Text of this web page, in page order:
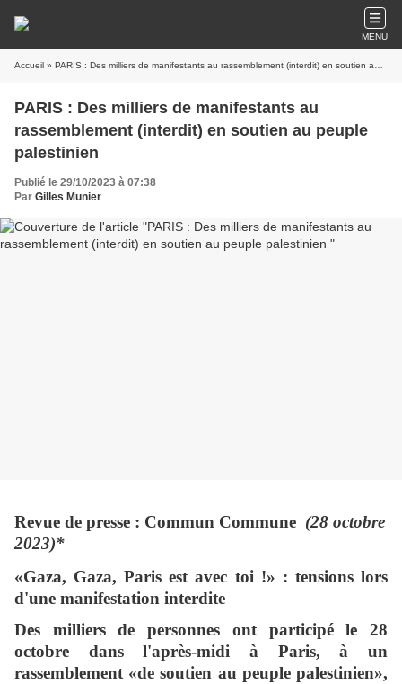
MENU
Accueil » PARIS : Des milliers de manifestants au rassemblement (interdit) en soutien au peuple palestinien
PARIS : Des milliers de manifestants au
rassemblement (interdit) en soutien au peuple
palestinien
Publié le 29/10/2023 à 07:38
Par Gilles Munier
Revue de presse : Commun Commune (28 octobre
2023)*
«Gaza, Gaza, Paris est avec toi !» : tensions lors
d'une manifestation interdite
Des milliers de personnes ont participé le 28
octobre dans l'après-midi à Paris, à un
rassemblement «de soutien au peuple palestinien»,